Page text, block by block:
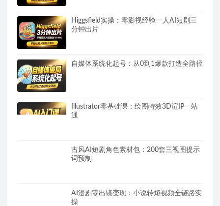
Higgsfield实操：零影视经验一人AI短剧三
分钟出片
自媒体系统化起号：从0到1爆款打造全路径
Illustrator零基础课：绘图特效3D渲IP一站
通
古风AI短剧角色素材包：200套三视图提示
词预制
AI漫剧零出镜变现：小说转短视频全链路实
操